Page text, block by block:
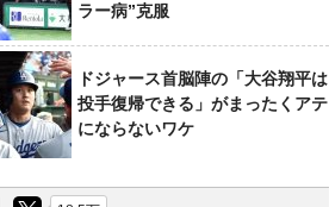
ラー病”克服
ドジャース首脳陣の「大谷翔平は
投手復帰できる」がまったくアテ
にならないワケ